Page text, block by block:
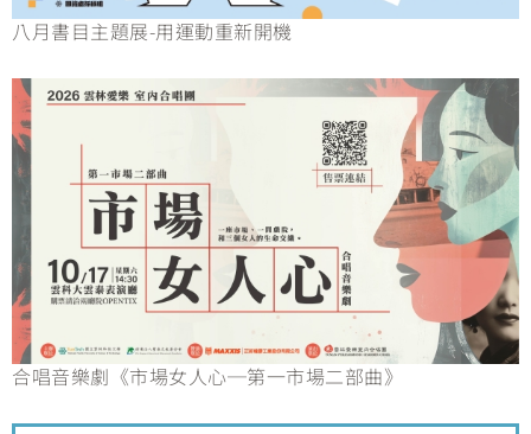
八月書目主題展-用運動重新開機
合唱音樂劇《市場女人心─第一市場二部曲》